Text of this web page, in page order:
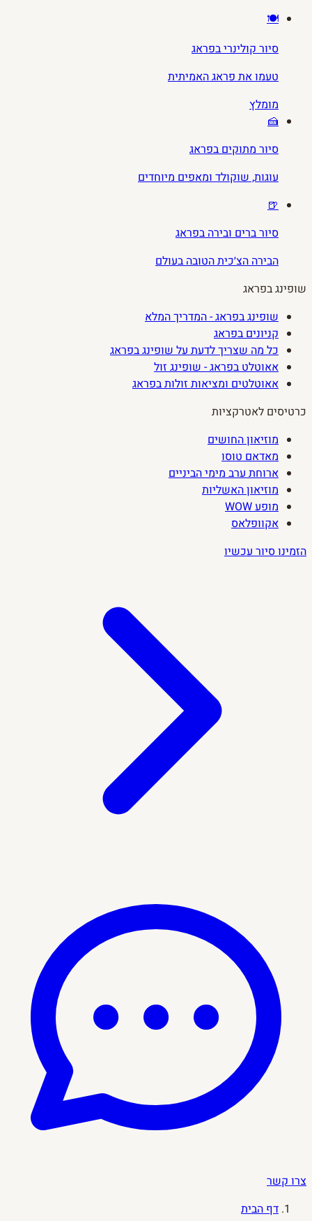
🍽️
סיור קולינרי בפראג
טעמו את פראג האמיתית
מומלץ
🍰
סיור מתוקים בפראג
עוגות, שוקולד ומאפים מיוחדים
🍺
סיור ברים ובירה בפראג
הבירה הצ׳כית הטובה בעולם
שופינג בפראג
שופינג בפראג - המדריך המלא
קניונים בפראג
כל מה שצריך לדעת על שופינג בפראג
אאוטלט בפראג - שופינג זול
אאוטלטים ומציאות זולות בפראג
כרטיסים לאטרקציות
מוזיאון החושים
מאדאם טוסו
ארוחת ערב מימי הביניים
מוזיאון האשליות
מופע WOW
אקוופלאס
הזמינו סיור עכשיו
צרו קשר
דף הבית